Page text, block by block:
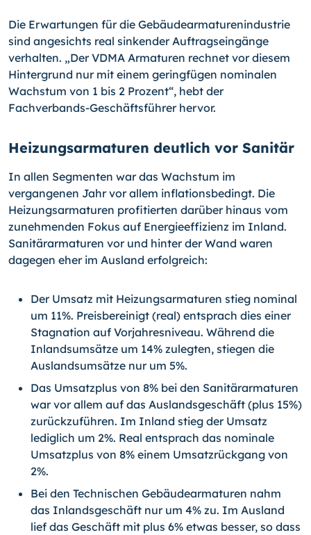
Die Erwartungen für die Gebäudearmaturenindustrie
sind angesichts real sinkender Auftragseingänge
verhalten. „Der VDMA Armaturen rechnet vor diesem
Hintergrund nur mit einem geringfügen nominalen
Wachstum von 1 bis 2 Prozent“, hebt der
Fachverbands-Geschäftsführer hervor.
Heizungsarmaturen deutlich vor Sanitär
In allen Segmenten war das Wachstum im
vergangenen Jahr vor allem inflationsbedingt. Die
Heizungsarmaturen profitierten darüber hinaus vom
zunehmenden Fokus auf Energieeffizienz im Inland.
Sanitärarmaturen vor und hinter der Wand waren
dagegen eher im Ausland erfolgreich:
Der Umsatz mit Heizungsarmaturen stieg nominal
um 11%. Preisbereinigt (real) entsprach dies einer
Stagnation auf Vorjahresniveau. Während die
Inlandsumsätze um 14% zulegten, stiegen die
Auslandsumsätze nur um 5%.
Das Umsatzplus von 8% bei den Sanitärarmaturen
war vor allem auf das Auslandsgeschäft (plus 15%)
zurückzuführen. Im Inland stieg der Umsatz
lediglich um 2%. Real entsprach das nominale
Umsatzplus von 8% einem Umsatzrückgang von
2%.
Bei den Technischen Gebäudearmaturen nahm
das Inlandsgeschäft nur um 4% zu. Im Ausland
lief das Geschäft mit plus 6% etwas besser, so dass